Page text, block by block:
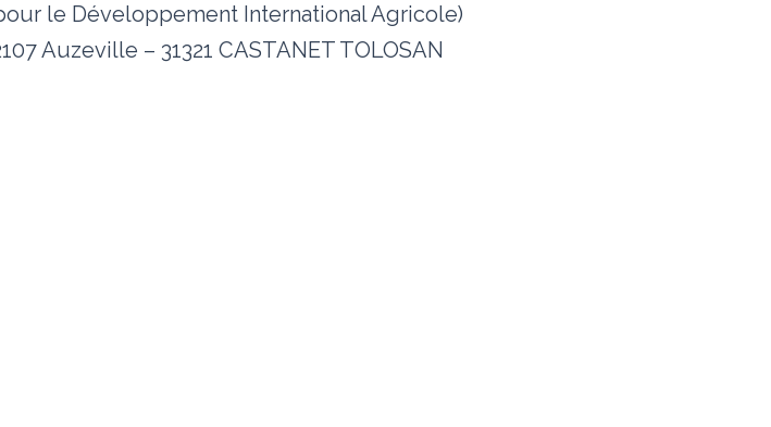
le Développement International Agricole)
Auzeville – 31321 CASTANET TOLOSAN